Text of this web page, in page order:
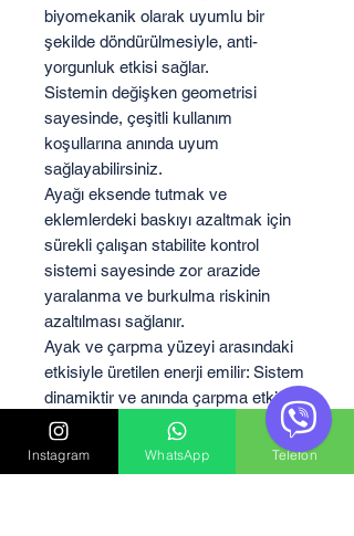
biyomekanik olarak uyumlu bir
şekilde döndürülmesiyle, anti-
yorgunluk etkisi sağlar.
Sistemin değişken geometrisi
sayesinde, çeşitli kullanım
koşullarına anında uyum
sağlayabilirsiniz.
Ayağı eksende tutmak ve
eklemlerdeki baskıyı azaltmak için
sürekli çalışan stabilite kontrol
sistemi sayesinde zor arazide
yaralanma ve burkulma riskinin
azaltılması sağlanır.
Ayak ve çarpma yüzeyi arasındaki
etkisiyle üretilen enerji emilir: Sistem
dinamiktir ve anında çarpma etkinisi
azaltarak kullanıcının şok duygusunu
hissetmesini azaltır.
Yüksek darbe enerjiyi dağıtır, vücudu
Instagram WhatsApp Telefon